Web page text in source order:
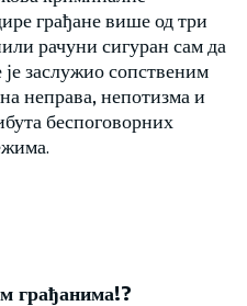
грађане више од три
рачуни сигуран сам да
је заслужио сопственим
неправа, непотизма и
беспоговорних
грађанима!?